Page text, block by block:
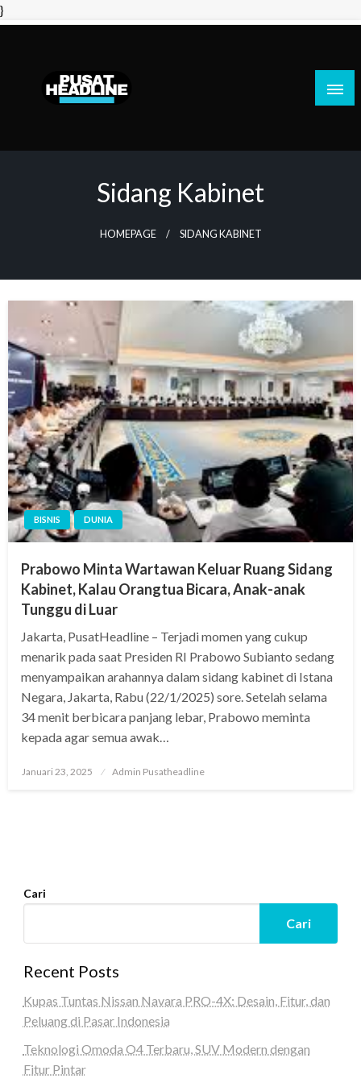
}Skip
to
Sidang Kabinet
HOMEPAGE SIDANG KABINET
BISNIS DUNIA
Prabowo Minta Wartawan Keluar Ruang Sidang
Kabinet, Kalau Orangtua Bicara, Anak-anak
Tunggu di Luar
Jakarta, PusatHeadline – Terjadi momen yang cukup
menarik pada saat Presiden RI Prabowo Subianto sedang
menyampaikan arahannya dalam sidang kabinet di Istana
Negara, Jakarta, Rabu (22/1/2025) sore. Setelah selama
34 menit berbicara panjang lebar, Prabowo meminta
kepada agar semua awak…
Posted
Januari 23, 2025 Admin Pusatheadline
Cari
Cari
Recent Posts
Kupas Tuntas Nissan Navara PRO-4X: Desain, Fitur, dan
Peluang di Pasar Indonesia
Teknologi Omoda O4 Terbaru, SUV Modern dengan
Fitur Pintar